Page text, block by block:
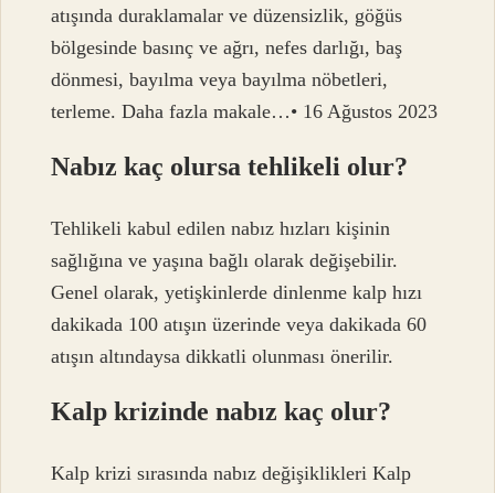
atışında duraklamalar ve düzensizlik, göğüs
bölgesinde basınç ve ağrı, nefes darlığı, baş
dönmesi, bayılma veya bayılma nöbetleri,
terleme. Daha fazla makale…• 16 Ağustos 2023
Nabız kaç olursa tehlikeli olur?
Tehlikeli kabul edilen nabız hızları kişinin
sağlığına ve yaşına bağlı olarak değişebilir.
Genel olarak, yetişkinlerde dinlenme kalp hızı
dakikada 100 atışın üzerinde veya dakikada 60
atışın altındaysa dikkatli olunması önerilir.
Kalp krizinde nabız kaç olur?
Kalp krizi sırasında nabız değişiklikleri Kalp